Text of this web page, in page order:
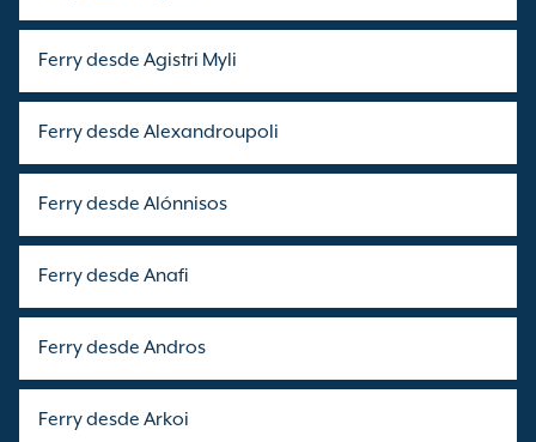
Ferry desde Agistri Myli
Ferry desde Alexandroupoli
Ferry desde Alónnisos
Ferry desde Anafi
Ferry desde Andros
Ferry desde Arkoi